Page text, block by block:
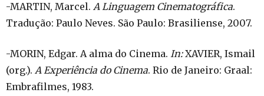
-MARTIN, Marcel. A Linguagem Cinematográfica.
Tradução: Paulo Neves. São Paulo: Brasiliense, 2007.
-MORIN, Edgar. A alma do Cinema. In:XAVIER, Ismail
(org.). A Experiência do Cinema. Rio de Janeiro: Graal:
Embrafilmes, 1983.